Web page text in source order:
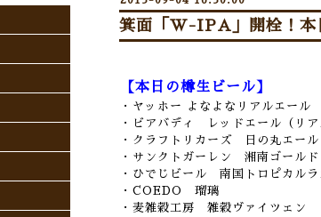
箕面「W-IPA」開栓！本
【本日の樽生ビール】
・ヤッホー よなよなリアルエール
・ビアバディ レッドエール（リア
・クラフトリカーズ 日の丸エール
・サンクトガーレン 湘南ゴールド
・ひでじビール 南国トロピカルラ
・COEDO 瑠璃
・麦雑穀工房 雑穀ヴァイツェン